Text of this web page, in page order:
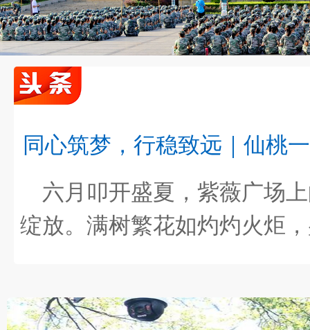
同心筑梦，行稳致远｜仙桃
六月叩开盛夏，紫薇广场
绽放。满树繁花如灼灼火炬
回响”教育信念的深情印证。
喜报！我校周森鹏老师课例获评2025年“湖北…